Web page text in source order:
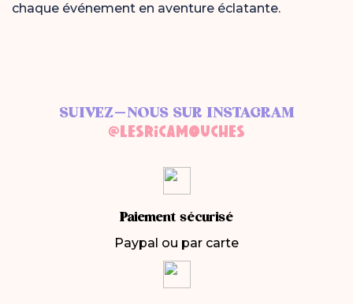
chaque événement en aventure éclatante.
SUIVEZ-NOUS SUR INSTAGRAM
@LESRICAMOUCHES
Paiement sécurisé
Paypal ou par carte